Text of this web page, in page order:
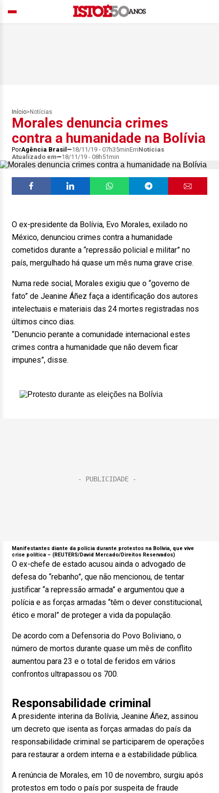
Início> Notícias
Morales denuncia crimes
contra a humanidade na Bolívia
PorAgência Brasil 18/11/19 - 07h35minEmNotícias
Atualizado em
18/11/19 - 08h51min
O ex-presidente da Bolívia, Evo Morales, exilado no
México, denunciou crimes contra a humanidade
cometidos durante a “repressão policial e militar” no
país, mergulhado há quase um mês numa grave crise.
Numa rede social, Morales exigiu que o “governo de
fato” de Jeanine Áñez faça a identificação dos autores
intelectuais e materiais das 24 mortes registradas nos
últimos cinco dias.
“Denuncio perante a comunidade internacional estes
crimes contra a humanidade que não devem ficar
impunes”, disse.
Manifestantes diante da polícia durante protestos na Bolívia, que vive
crise política – (REUTERS/David Mercado/Direitos Reservados)
O ex-chefe de estado acusou ainda o advogado de
defesa do “rebanho”, que não mencionou, de tentar
justificar “a repressão armada” e argumentou que a
polícia e as forças armadas “têm o dever constitucional,
ético e moral” de proteger a vida da população.
De acordo com a Defensoria do Povo Boliviano, o
número de mortos durante quase um mês de conflito
aumentou para 23 e o total de feridos em vários
confrontos ultrapassou os 700.
Responsabilidade criminal
A presidente interina da Bolívia, Jeanine Áñez, assinou
um decreto que isenta as forças armadas do país da
responsabilidade criminal se participarem de operações
para restaurar a ordem interna e a estabilidade pública.
A renúncia de Morales, em 10 de novembro, surgiu após
protestos em todo o país por suspeita de fraude